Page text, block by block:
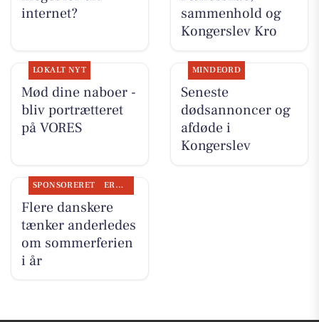
internet?
sammenhold og
Kongerslev Kro
LOKALT NYT
Mød dine naboer -
bliv portrætteret
på VORES
MINDEORD
Seneste
dødsannoncer og
afdøde i
Kongerslev
SPONSORERET ERHVERV
Flere danskere
tænker anderledes
om sommerferien
i år